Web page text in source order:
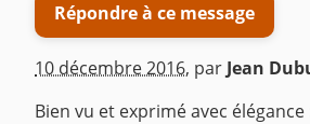
Répondre à ce message
10 décembre 2016, par Jean
Bien vu et exprimé avec